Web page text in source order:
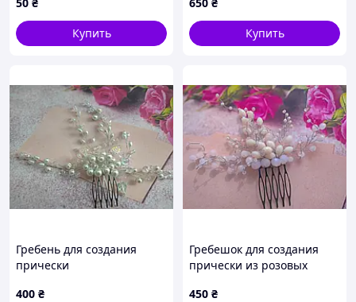
Купить
Купить
Гребень для создания
прически
400 ₴
Гребешок для создания
прически из розовых
450 ₴